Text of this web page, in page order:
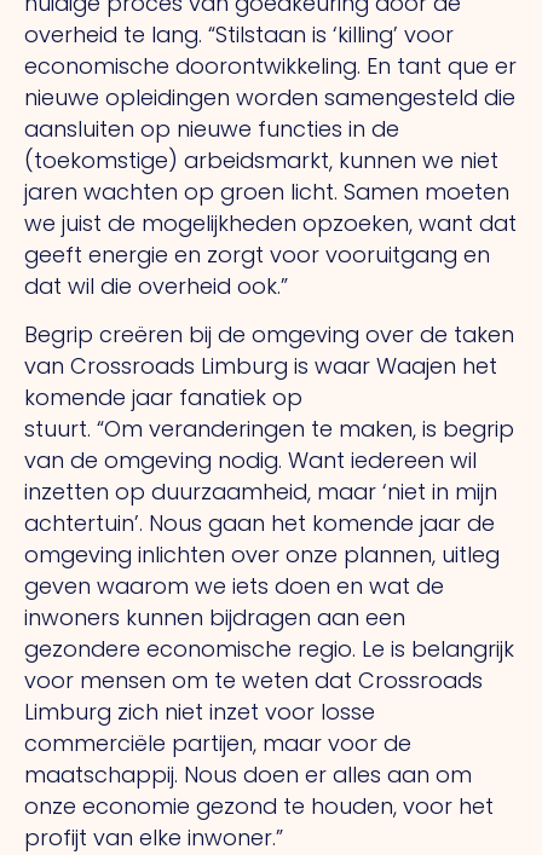
overheid te lang. “Stilstaan is ‘killing’ voor
economische doorontwikkeling. En tant que er
nieuwe opleidingen worden samengesteld die
aansluiten op nieuwe functies in de
(toekomstige) arbeidsmarkt, kunnen we niet
jaren wachten op groen licht. Samen moeten
we juist de mogelijkheden opzoeken, want dat
geeft energie en zorgt voor vooruitgang en
dat wil die overheid ook.”
Begrip creëren bij de omgeving over de taken
van Crossroads Limburg is waar Waajen het
komende jaar fanatiek op
stuurt. “Om veranderingen te maken, is begrip
van de omgeving nodig. Want iedereen wil
inzetten op duurzaamheid, maar ‘niet in mijn
achtertuin’. Nous gaan het komende jaar de
omgeving inlichten over onze plannen, uitleg
geven waarom we iets doen en wat de
inwoners kunnen bijdragen aan een
gezondere economische regio. Le is belangrijk
voor mensen om te weten dat Crossroads
Limburg zich niet inzet voor losse
commerciële partijen, maar voor de
maatschappij. Nous doen er alles aan om
onze economie gezond te houden, voor het
profijt van elke inwoner.”